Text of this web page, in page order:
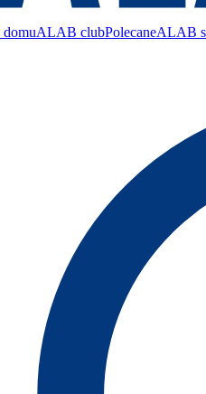
ALAB clubPolecaneALAB